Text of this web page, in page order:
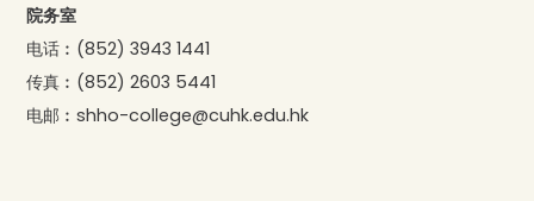
院务室
电话︰ (852) 3943 1441
传真︰ (852) 2603 5441
电邮︰shho-college@cuhk.edu.hk